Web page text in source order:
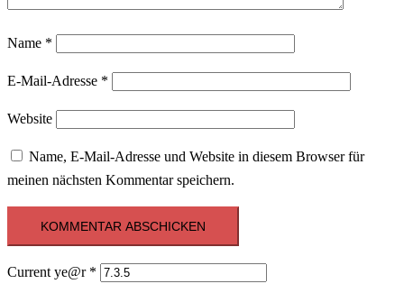
Name *
E-Mail-Adresse *
Website
Name, E-Mail-Adresse und Website in diesem Browser für
meinen nächsten Kommentar speichern.
Current ye@r *